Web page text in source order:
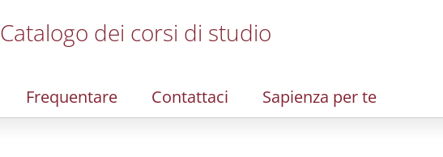
Catalogo dei corsi di studio
Frequentare Contattaci Sapienza per te